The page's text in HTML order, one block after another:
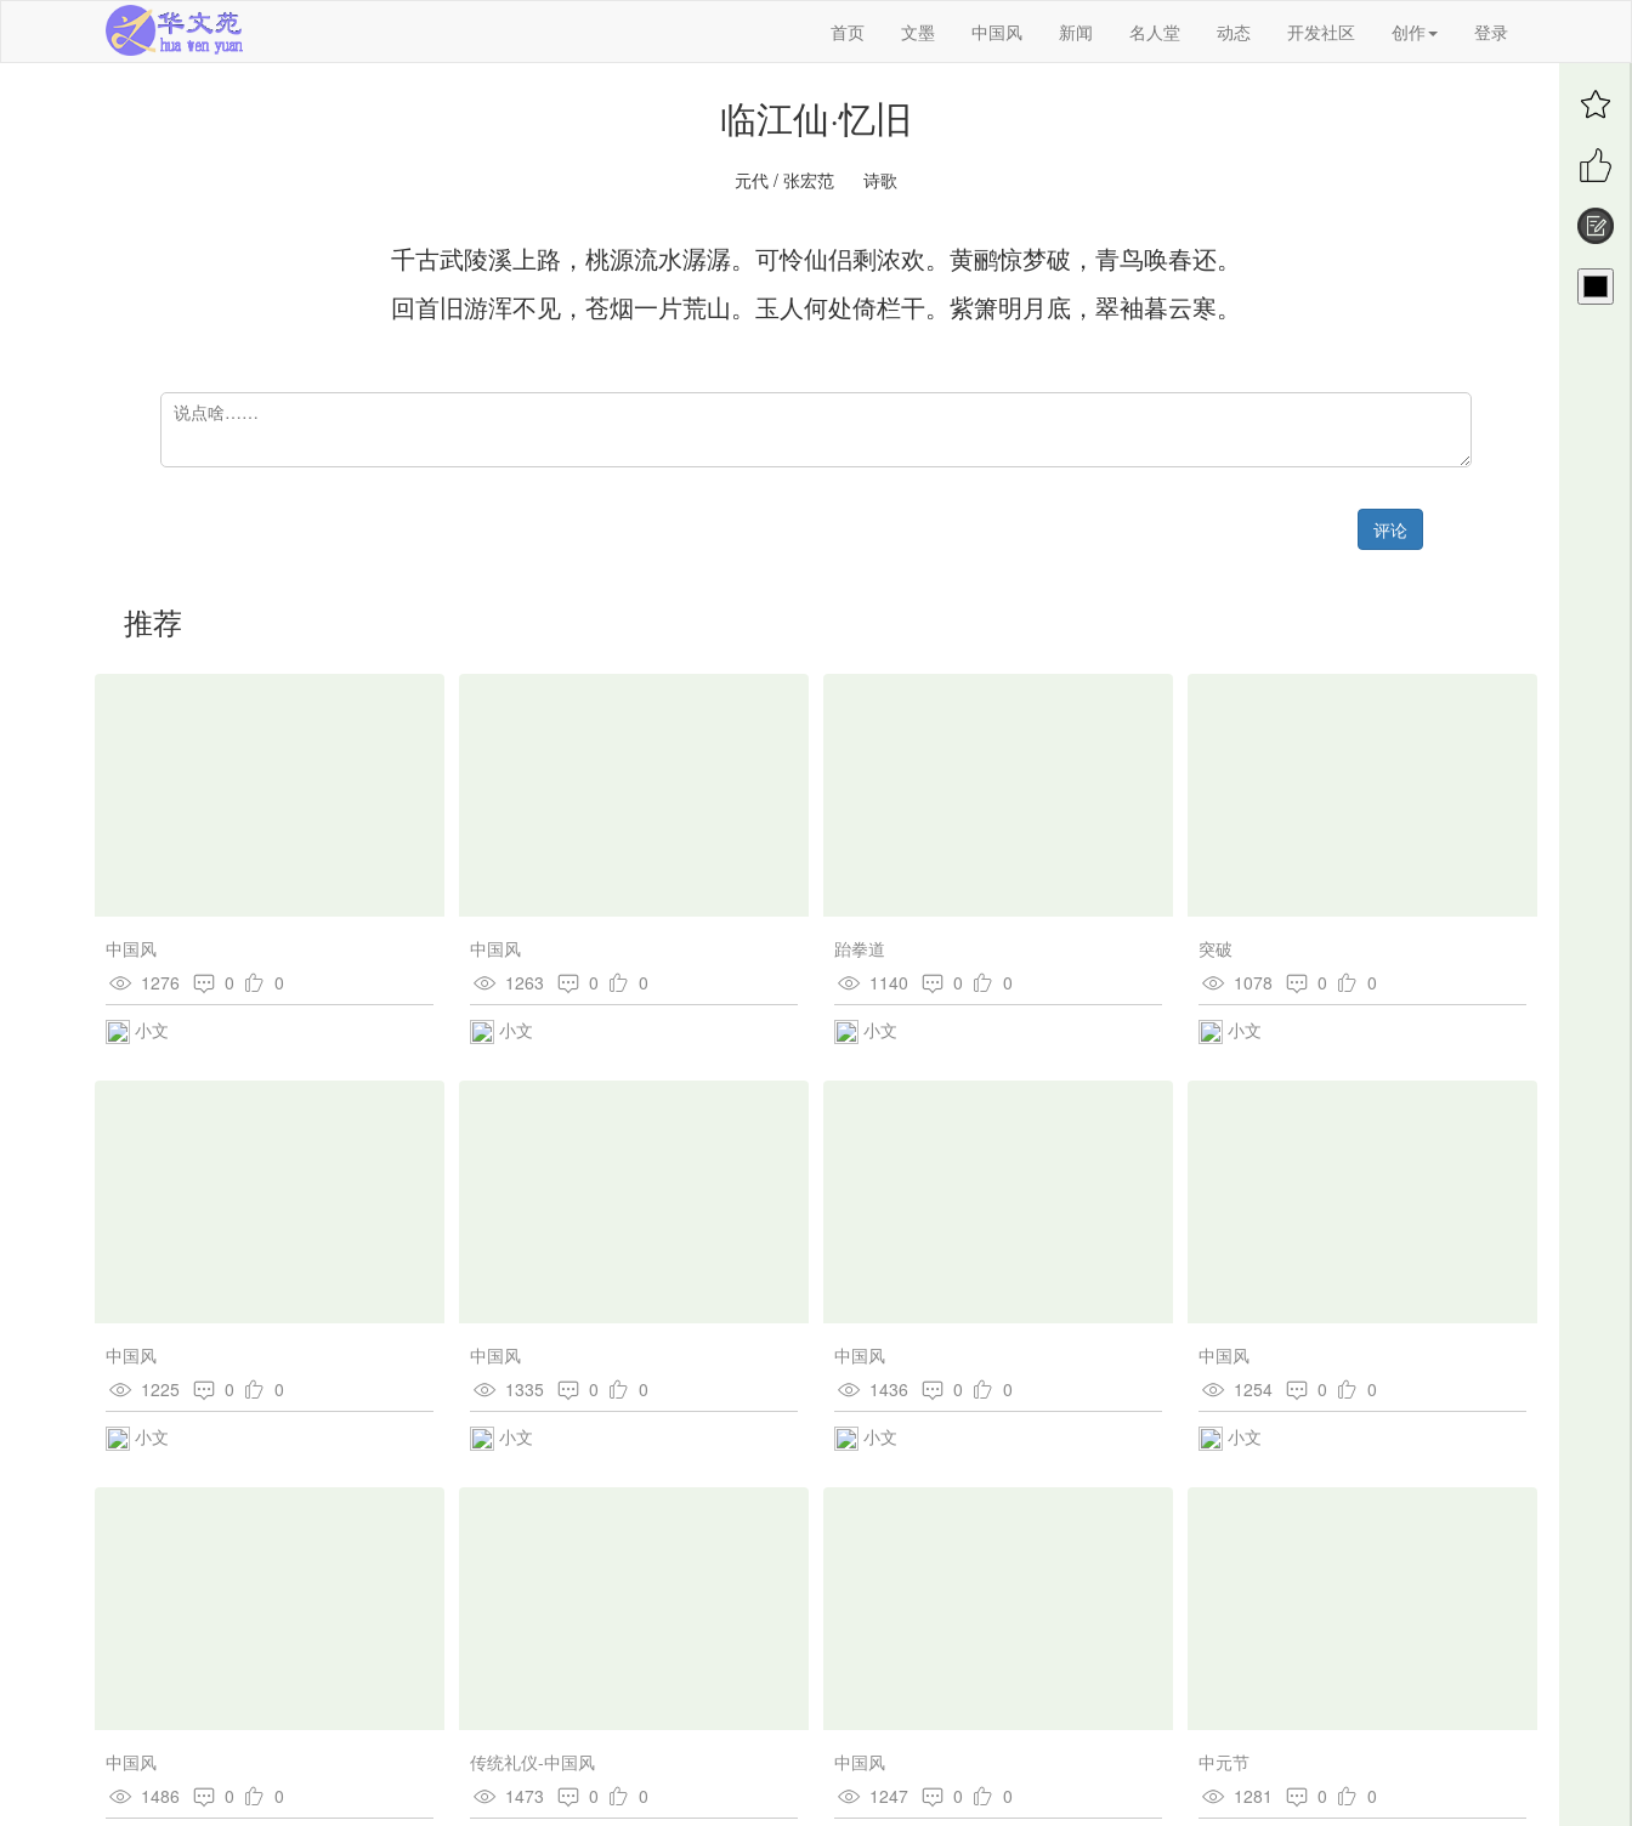
首页 文墨 中国风 新闻 名人堂 动态 开发社区 创作 登录
临江仙·忆旧
元代 / 张宏范 诗歌
千古武陵溪上路，桃源流水潺潺。可怜仙侣剩浓欢。黄鹂惊梦破，青鸟唤春还。
回首旧游浑不见，苍烟一片荒山。玉人何处倚栏干。紫箫明月底，翠袖暮云寒。
评论
推荐
中国风
1276
0
0
小文
中国风
1263
0
0
小文
跆拳道
1140
0
0
小文
突破
1078
0
0
小文
中国风
1225
0
0
小文
中国风
1335
0
0
小文
中国风
1436
0
0
小文
中国风
1254
0
0
小文
中国风
1486
0
0
传统礼仪-中国风
1473
0
0
中国风
1247
0
0
中元节
1281
0
0